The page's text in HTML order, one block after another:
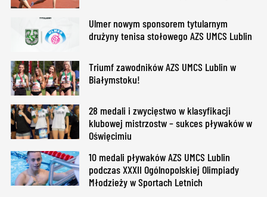
Ulmer nowym sponsorem tytularnym
drużyny tenisa stołowego AZS UMCS Lublin
Triumf zawodników AZS UMCS Lublin w
Białymstoku!
28 medali i zwycięstwo w klasyfikacji
klubowej mistrzostw – sukces pływaków w
Oświęcimiu
10 medali pływaków AZS UMCS Lublin
podczas XXXII Ogólnopolskiej Olimpiady
Młodzieży w Sportach Letnich